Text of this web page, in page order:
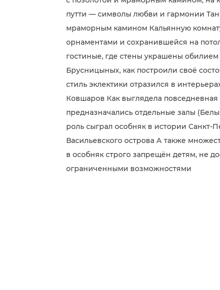
путти — символы любви и гармонии
мраморным камином Кальянную
орнаментами и сохранившейся на
гостиные, где стены украшены
Брусницыных, как построили своё
стиль эклектики отразился в
Ковшаров Как выглядела
предназначались отдельные залы
роль сыграл особняк в истории Санкт-
Васильевского острова А также
в особняк строго запрещён детям, не
ограниченными возможностями